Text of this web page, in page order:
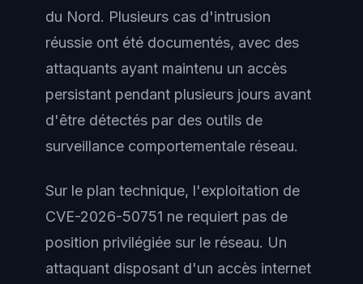
du Nord. Plusieurs cas d'intrusion
réussie ont été documentés, avec des
attaquants ayant maintenu un accès
persistant pendant plusieurs jours avant
d'être détectés par des outils de
surveillance comportementale réseau.
Sur le plan technique, l'exploitation de
CVE-2026-50751 ne requiert pas de
position privilégiée sur le réseau. Un
attaquant disposant d'un accès internet